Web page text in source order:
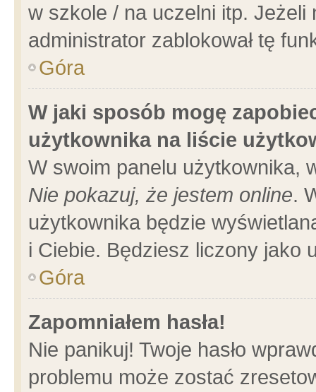
w szkole / na uczelni itp.
administrator zablokował tę
Góra
W jaki sposób mogę
użytkownika na liście
W swoim panelu użytkownika,
Nie pokazuj, że jestem online.
użytkownika będzie
i Ciebie. Będziesz liczony jako
Góra
Zapomniałem hasła!
Nie panikuj! Twoje hasło
problemu może zostać